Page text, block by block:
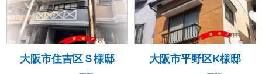
大阪市住吉区Ｓ様邸 大阪市平野区K様邸